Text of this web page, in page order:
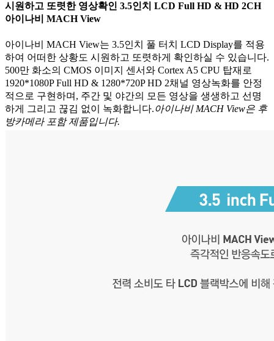
시원하고 또렷한 영상확인 3.5인치 LCD Full HD & HD 2CH
아이나비 MACH View
아이나비 MACH View는 3.5인치 풀 터치 LCD Display를 적용
하여 어떠한 상황도 시원하고 또렷하게 확인하실 수 있습니다.
500만 화소의 CMOS 이미지 센서와 Cortex A5 CPU 탑재로
1920*1080P Full HD & 1280*720P HD 2채널 영상녹화를 안정
적으로 구현하며, 주간 및 야간의 모든 영상을 생생하고 선명
하게 그리고 끊김 없이 녹화합니다.아이나비 MACH View은 후
방카메라 포함 제품입니다.